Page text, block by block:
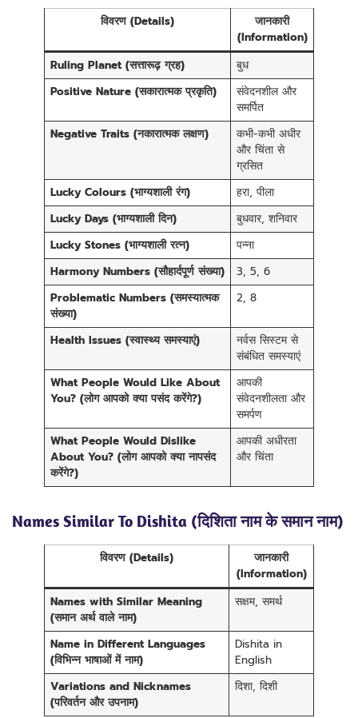
विवरण (Details)
जानकारी
(Information)
Ruling Planet (सत्तारूढ़ ग्रह)
बुध
Positive Nature (सकारात्मक प्रकृति)
संवेदनशील और
समर्पित
Negative Traits (नकारात्मक लक्षण)
कभी-कभी अधीर
और चिंता से
ग्रसित
Lucky Colours (भाग्यशाली रंग)
हरा, पीला
Lucky Days (भाग्यशाली दिन)
बुधवार, शनिवार
Lucky Stones (भाग्यशाली रत्न)
पन्ना
Harmony Numbers (सौहार्दपूर्ण संख्या)
3, 5, 6
Problematic Numbers (समस्यात्मक
संख्या)
2, 8
Health Issues (स्वास्थ्य समस्याएं)
नर्वस सिस्टम से
संबंधित समस्याएं
What People Would Like About
You? (लोग आपको क्या पसंद करेंगे?)
आपकी
संवेदनशीलता और
समर्पण
What People Would Dislike
About You? (लोग आपको क्या नापसंद
करेंगे?)
आपकी अधीरता
और चिंता
Names Similar To Dishita (दिशिता नाम के समान नाम)
विवरण (Details)
जानकारी
(Information)
Names with Similar Meaning
(समान अर्थ वाले नाम)
सक्षम, समर्थ
Name in Different Languages
(विभिन्न भाषाओं में नाम)
Dishita in
English
Variations and Nicknames
(परिवर्तन और उपनाम)
दिशा, दिशी